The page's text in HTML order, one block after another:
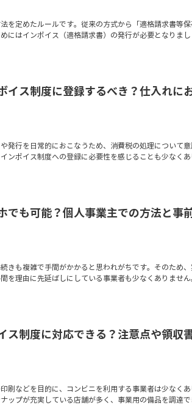
を定めたルールです。従来の方式から「適格請求書等
にはインボイス（適格請求書）の発行が必要となりまし
イス制度に登録するべき？仕入れに
発行を日常的におこなうため、消費税の処理について
ンボイス制度への登録に必要性を感じることも少なくあ
でも可能？個人事業主での方法と事
きも複雑で手間がかかると思われがちです。そのため
を理由に先延ばしにしている事業者も少なくありません
ス制度に対応できる？注意点や領収
刷などを目的に、コンビニを利用する事業者は少なくあ
ップが充実している店舗が多く、事業用の備品を調達で